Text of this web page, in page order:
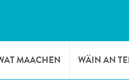
MAACHEN WÄIN AN